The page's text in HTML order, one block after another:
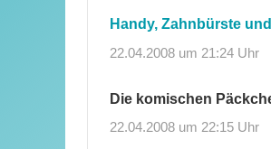
Handy, Zahnbürste
22.04.2008 um 21:24 Uhr
Die komischen
22.04.2008 um 22:15 Uhr